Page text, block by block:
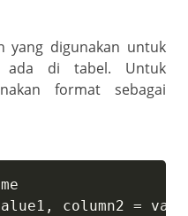
yang digunakan untuk
ada di tabel. Untuk
format sebagai
, column2 =